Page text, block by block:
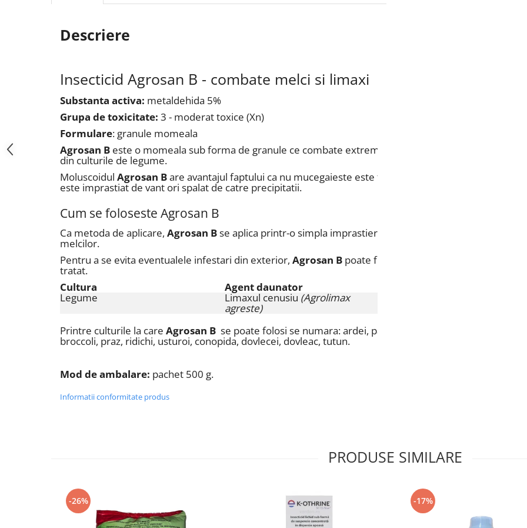
Descriere
Insecticid Agrosan B - combate melci si limaxi
Substanta activa: metaldehida 5%
Grupa de toxicitate: 3 - moderat toxice (Xn)
Formulare: granule momeala
Agrosan B este o momeala sub forma de granule ce combate extrem de eficient atacurile de melci si
din culturile de legume.
Moluscoidul Agrosan Bare avantajul faptului ca nu mucegaieste este foarte practic si usor de folosit si
este imprastiat de vant ori spalat de catre precipitatii.
Cum se foloseste Agrosan B
Ca metoda de aplicare, Agrosan Bse aplica printr-o simpla imprastiere in locurile afectate de atacurile
melcilor.
Pentru a se evita eventualele infestari din exterior, Agrosan B poate fi aplicat de-a lungul suprafetelor
tratat.
Cultura
Agent daunator
Legume Limaxul cenusiu (Agrolimax
agreste)
Printre culturile la care Agrosan B se poate folosi se numara:ardei, pastarnac, tomate, vinete,
broccoli, praz, ridichi, usturoi, conopida, dovlecei, dovleac, tutun.
Mod de ambalare: pachet 500 g.
Informatii conformitate produs
PRODUSE SIMILARE
-26% -17%